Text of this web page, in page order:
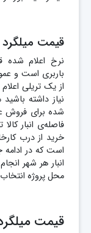
قیمت میلگرد
نرخ اعلام شده
باربری است و
نیاز داشته
شده برای فروش
فاصله‌ی انبار
خرید از درب
است که در
انبار هر شهر
محل پروژه
قیمت میلگرد